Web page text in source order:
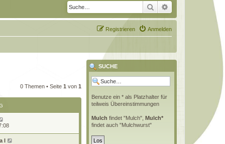
Suche Erweiterte Suche
Anmelden
Registrieren
0 Themen • Seite 1 von 1
l
SUCHE
Benutze ein * als Platzhalter für
teilweis Übereinstimmungen
Mulch findet "Mulch", Mulch*
findet auch "Mulchwurst"